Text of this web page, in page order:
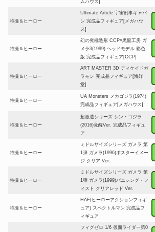
ムハウス]
特撮＆ヒーロー
Ultimate Article 宇宙刑事ギャバ
ン 完成品フィギュア[メガハウ
ス]
特撮＆ヒーロー
幻の究極造形 CCP×黒龍工房 ガ
メラ3(1999) ヘッドモデル 彩色
版 完成品フィギュア[CCP]
特撮＆ヒーロー
ART MASTER 3D ディケイドガ
ラモン 完成品フィギュア[海洋
堂]
特撮＆ヒーロー
UA Monsters メカゴジラ(1974)
完成品フィギュア[メガハウス]
特撮＆ヒーロー
超激造シリーズ シン・ゴジラ
(2016)覚醒Ver. 完成品フィギュ
ア
特撮＆ヒーロー
ミドルサイズシリーズ ガメラ 第
1弾 ガメラ(1996)ポスターイメー
ジ クリア Ver.
特撮＆ヒーロー
ミドルサイズシリーズ ガメラ 第
1弾 ガメラ(1999)バニシング・フ
ィスト クリアレッド Ver.
特撮＆ヒーロー
HAF(ヒーローアクションフィギ
ュア) スペクトルマン 完成品フ
ィギュア
フィグゼロ 1/6 仮面ライダー第0